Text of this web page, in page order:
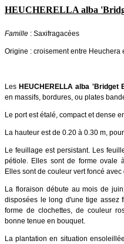
HEUCHERELLA alba
Famille : Saxifragacées
Origine : croisement entre Heuchera
Les HEUCHERELLA alba 'Bridget
en massifs, bordures, ou plates
Le port est étalé, compact et dense
La hauteur est de 0.20 à 0.30 m,
Le feuillage est persistant. Les
pétiole. Elles sont de forme ovale
Elles sont de couleur vert foncé
La floraison débute au mois de
disposées le long d'une tige assez
forme de clochettes, de couleur
bonne tenue en bouquet.
La plantation en situation